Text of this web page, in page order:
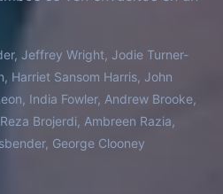
Jeffrey Wright, Jodie Turner-
Harriet Sansom Harris, John
India Fowler, Andrew Brooke,
Brojerdi, Ambreen Razia,
George Clooney